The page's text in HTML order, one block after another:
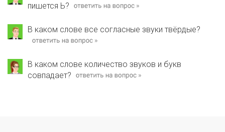
пишется Ь?
В каком слове все согласные звуки твёрдые?
В каком слове количество звуков и букв
совпадает?